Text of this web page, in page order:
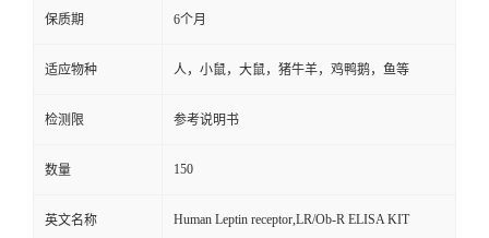
保质期 6个月
适应物种 人，小鼠，大鼠，猪牛羊，鸡鸭鹅，鱼等
检测限 参考说明书
数量 150
英文名称 Human Leptin receptor,LR/Ob-R ELISA KIT